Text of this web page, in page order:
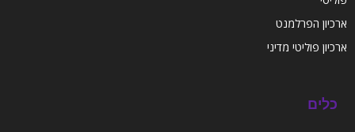
ארכיון הפרלמנט
ארכיון פוליטי מדיני
כלים